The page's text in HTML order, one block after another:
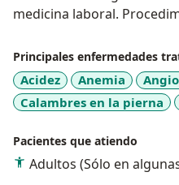
medicina laboral.
Principales enfermedades
Acidez Anemia
Calambres en la pierna
Pacientes que atiendo
Adultos (Sólo en